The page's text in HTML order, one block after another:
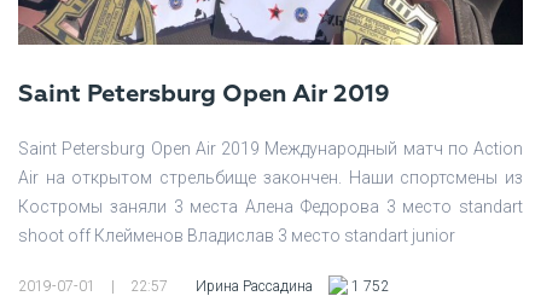
Saint Petersburg Open Air 2019
Saint Petersburg Open Air 2019 Международный матч по Action
Air на открытом стрельбище закончен. Наши спортсмены из
Костромы заняли 3 места Алена Федорова 3 место standart
shoot off Клейменов Владислав 3 место standart junior
2019-07-01 22:57 Ирина Рассадина 1 752